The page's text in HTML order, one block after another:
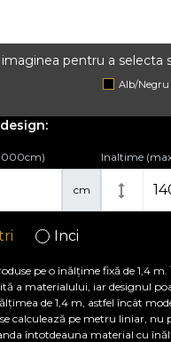
pentru a selecta
Alb/Negru
cm
Inaltime
Inci
pe o înălțime fixă de 1,4
a materialului, iar designul
de 1,4 m, astfel încât
calculează pe metru liniar, nu
întotdeauna material cu